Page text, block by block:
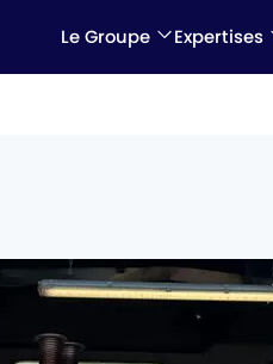
Le Groupe Expertises